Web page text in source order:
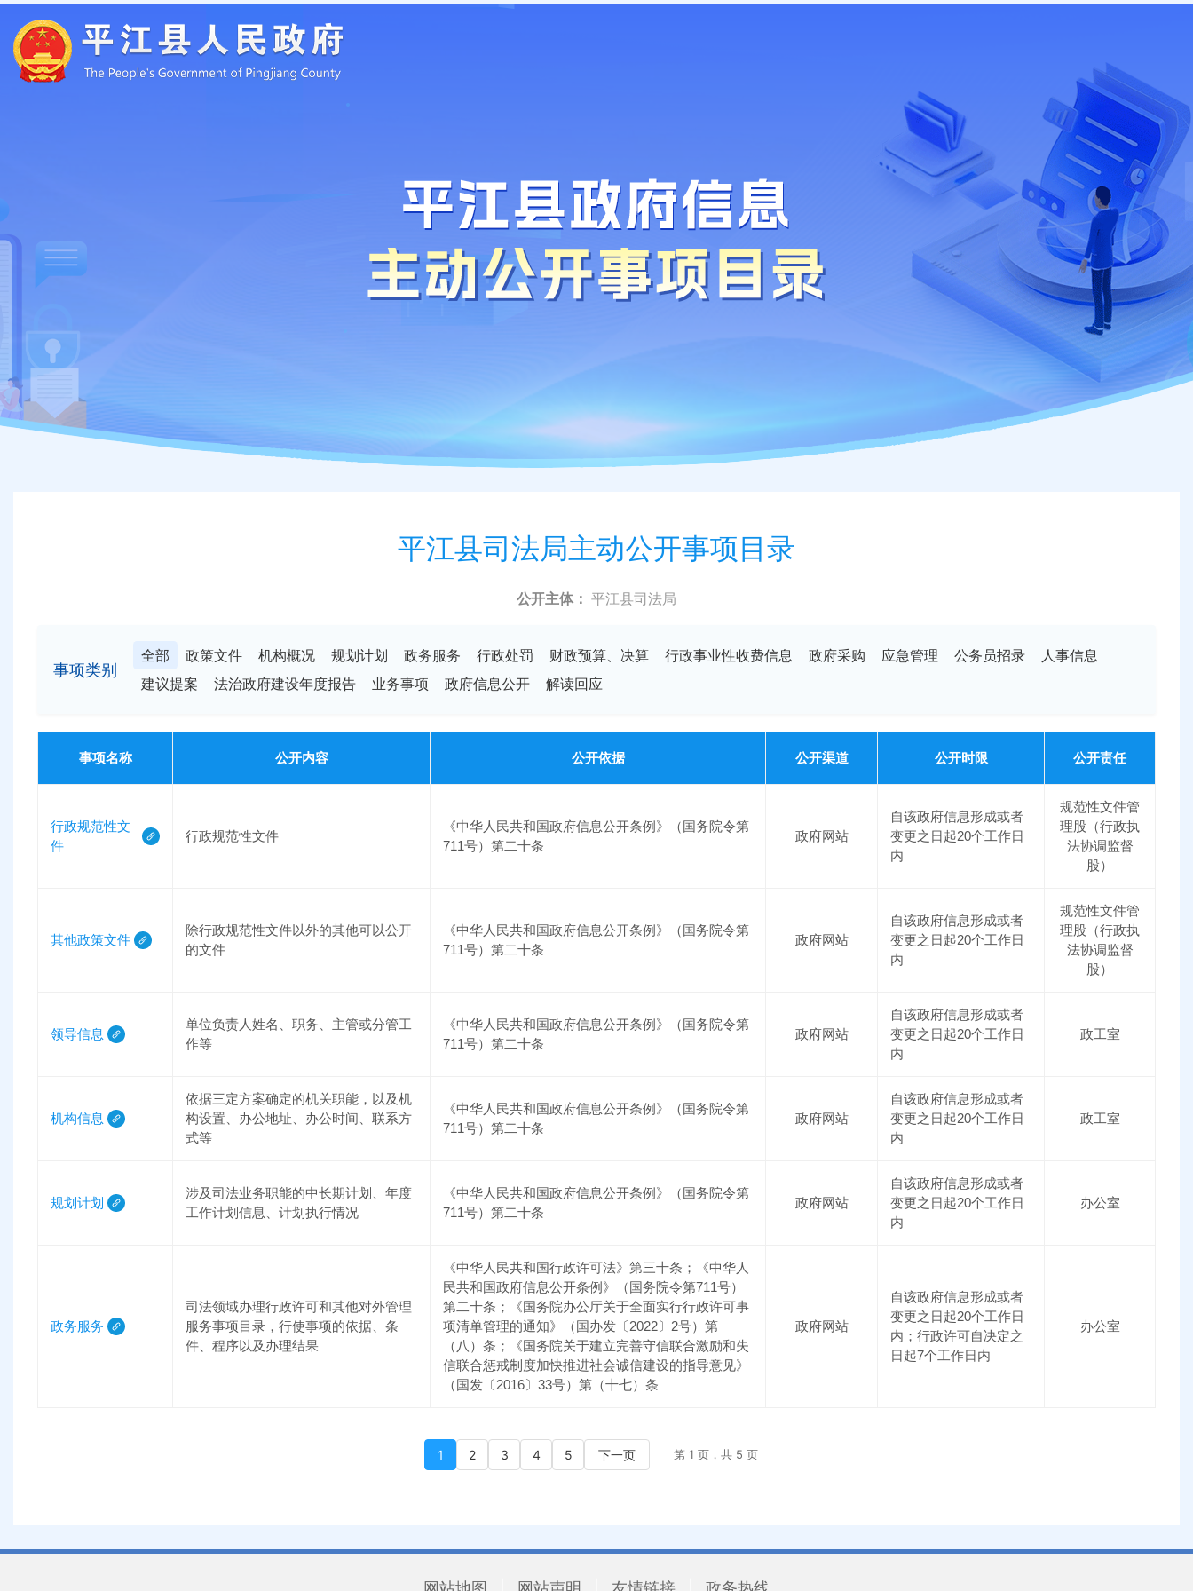
平江县司法局主动公开事项目录
公开主体： 平江县司法局
事项类别
全部 政策文件 机构概况 规划计划 政务服务 行政处罚 财政预算、决算 行政事业性收费信息 政府采购 应急管理 公务员招录
人事信息
建议提案
法治政府建设年度报告 业务事项 政府信息公开 解读回应
事项名称 公开内容 公开依据 公开渠道 公开时限 公开责任
行政规范性文
件
行政规范性文件
《中华人民共和国政府信息公开条例》（国务院令第
711号）第二十条
政府网站
自该政府信息形成或者
变更之日起20个工作日
内
规范性文件管
理股（行政执
法协调监督
股）
其他政策文件
除行政规范性文件以外的其他可以公开
的文件
《中华人民共和国政府信息公开条例》（国务院令第
711号）第二十条
政府网站
自该政府信息形成或者
变更之日起20个工作日
内
规范性文件管
理股（行政执
法协调监督
股）
领导信息
单位负责人姓名、职务、主管或分管工
作等
《中华人民共和国政府信息公开条例》（国务院令第
711号）第二十条
政府网站
自该政府信息形成或者
变更之日起20个工作日
内
政工室
机构信息
依据三定方案确定的机关职能，以及机
构设置、办公地址、办公时间、联系方
式等
《中华人民共和国政府信息公开条例》（国务院令第
711号）第二十条
政府网站
自该政府信息形成或者
变更之日起20个工作日
内
政工室
规划计划
涉及司法业务职能的中长期计划、年度
工作计划信息、计划执行情况
《中华人民共和国政府信息公开条例》（国务院令第
711号）第二十条
政府网站
自该政府信息形成或者
变更之日起20个工作日
内
办公室
政务服务
司法领域办理行政许可和其他对外管理
服务事项目录，行使事项的依据、条
件、程序以及办理结果
《中华人民共和国行政许可法》第三十条；《中华人
民共和国政府信息公开条例》（国务院令第711号）
第二十条；《国务院办公厅关于全面实行行政许可事
项清单管理的通知》（国办发〔2022〕2号）第
（八）条；《国务院关于建立完善守信联合激励和失
信联合惩戒制度加快推进社会诚信建设的指导意见》
（国发〔2016〕33号）第（十七）条
政府网站
自该政府信息形成或者
变更之日起20个工作日
内；行政许可自决定之
日起7个工作日内
办公室
1 2 3 4 5 下一页 第 1 页，共 5 页